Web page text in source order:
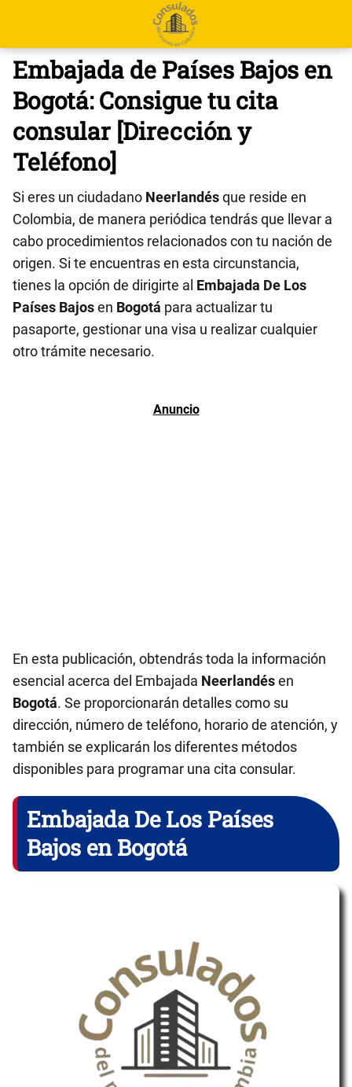
Embajada de Países Bajos en
Bogotá: Consigue tu cita
consular [Dirección y
Teléfono]
Si eres un ciudadano Neerlandésque reside en
Colombia, de manera periódica tendrás que llevar a
cabo procedimientos relacionados con tu nación de
origen. Si te encuentras en esta circunstancia,
tienes la opción de dirigirte al Embajada De Los
Países Bajosen Bogotá para actualizar tu
pasaporte, gestionar una visa u realizar cualquier
otro trámite necesario.
En esta publicación, obtendrás toda la información
esencial acerca del Embajada Neerlandésen
Bogotá. Se proporcionarán detalles como su
dirección, número de teléfono, horario de atención, y
también se explicarán los diferentes métodos
disponibles para programar una cita consular.
Embajada De Los Países
Bajos en Bogotá